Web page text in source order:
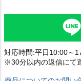
対応時間:平日10:00～
※30分以内の返信にて